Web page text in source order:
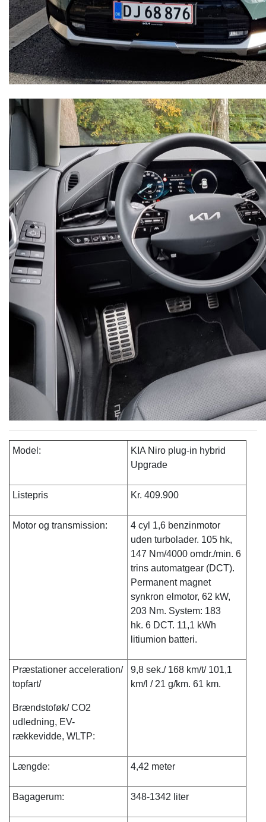
Model:
KIA Niro plug-in hybrid
Upgrade
Listepris Kr. 409.900
Motor og transmission:
4 cyl 1,6 benzinmotor
uden turbolader. 105 hk,
147 Nm/4000 omdr./min. 6
trins automatgear (DCT).
Permanent magnet
synkron elmotor, 62 kW,
203 Nm. System: 183
hk. 6 DCT. 11,1 kWh
litiumion batteri.
Præstationer acceleration/
topfart/
Brændstoføk/ CO2
udledning, EV-
rækkevidde, WLTP:
9,8 sek./ 168 km/t/ 101,1
km/l / 21 g/km. 61 km.
Længde: 4,42 meter
Bagagerum: 348-1342 liter